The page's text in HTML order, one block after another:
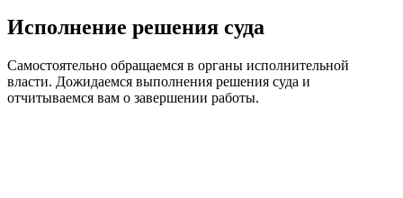
Исполнение решения суда
Самостоятельно обращаемся в органы исполнительной
власти. Дожидаемся выполнения решения суда и
отчитываемся вам о завершении работы.